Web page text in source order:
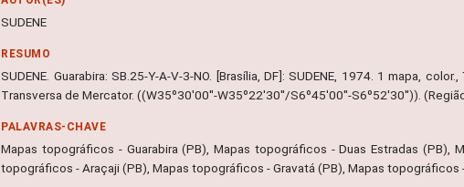
SUDENE
RESUMO
SUDENE. Guarabira: SB.25-Y-A-V-3-NO. [Brasília, DF]: SUDENE, 1974. 1 mapa,
Transversa de Mercator. ((W35º30'00''-W35º22'30''/S6º45'00''-S6º52'30'')).
PALAVRAS-CHAVE
Mapas topográficos - Guarabira (PB), Mapas topográficos - Duas Estradas (PB),
topográficos - Araçaji (PB), Mapas topográficos - Gravatá (PB), Mapas topográficos